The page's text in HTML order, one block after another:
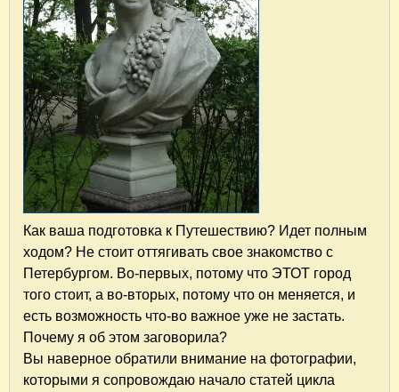
Как ваша подготовка к Путешествию? Идет полным
ходом? Не стоит оттягивать свое знакомство с
Петербургом. Во-первых, потому что ЭТОТ город
того стоит, а во-вторых, потому что он меняется, и
есть возможность что-во важное уже не застать.
Почему я об этом заговорила?
Вы наверное обратили внимание на фотографии,
которыми я сопровождаю начало статей цикла